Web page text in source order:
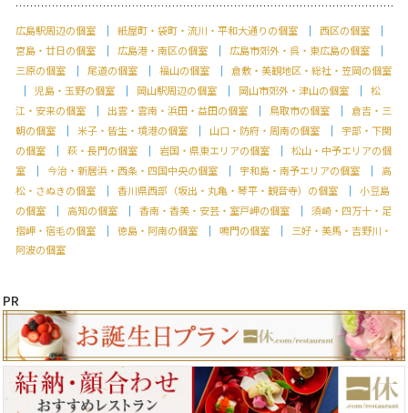
広島駅周辺の個室 紙屋町・袋町・流川・平和大通りの個室
西区の個室
宮島・廿日の個室
広島港・南区の個室
広島市郊外・呉・東広島の個室
三原の個室
尾道の個室 福山の個室
倉敷・美観地区・総社・笠岡の個室
児島・玉野の個室
岡山駅周辺の個室 岡山市郊外・津山の個室
松
江・安来の個室
出雲・雲南・浜田・益田の個室 鳥取市の個室
倉吉・三
朝の個室
米子・皆生・境港の個室 山口・防府・周南の個室
宇部・下関
の個室
萩・長門の個室 岩国・県東エリアの個室
松山・中予エリアの個
室
今治・新居浜・西条・四国中央の個室 宇和島・南予エリアの個室
高
松・さぬきの個室
香川県西部（坂出・丸亀・琴平・観音寺）の個室
小豆島
の個室
高知の個室 香南・香美・安芸・室戸岬の個室
須崎・四万十・足
摺岬・宿毛の個室
徳島・阿南の個室 鳴門の個室
三好・美馬・吉野川・
阿波の個室
PR